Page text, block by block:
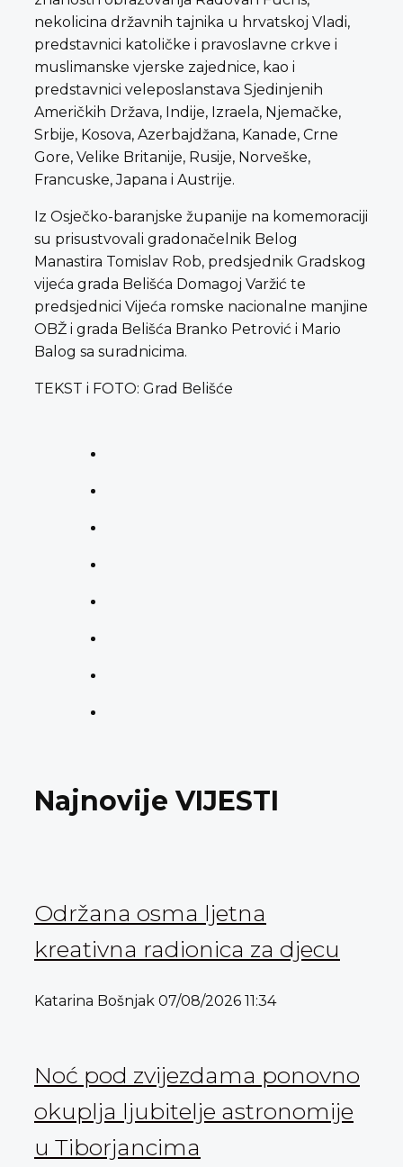
nekolicina državnih tajnika u hrvatskoj Vladi,
predstavnici katoličke i pravoslavne crkve i
muslimanske vjerske zajednice, kao i
predstavnici veleposlanstava Sjedinjenih
Američkih Država, Indije, Izraela, Njemačke,
Srbije, Kosova, Azerbajdžana, Kanade, Crne
Gore, Velike Britanije, Rusije, Norveške,
Francuske, Japana i Austrije.
Iz Osječko-baranjske županije na komemoraciji
su prisustvovali gradonačelnik Belog
Manastira Tomislav Rob, predsjednik Gradskog
vijeća grada Belišća Domagoj Varžić te
predsjednici Vijeća romske nacionalne manjine
OBŽ i grada Belišća Branko Petrović i Mario
Balog sa suradnicima.
TEKST i FOTO: Grad Belišće
Najnovije VIJESTI
Održana osma ljetna
kreativna radionica za djecu
Katarina Bošnjak 07/08/2026 11:34
Noć pod zvijezdama ponovno
okuplja ljubitelje astronomije
u Tiborjancima